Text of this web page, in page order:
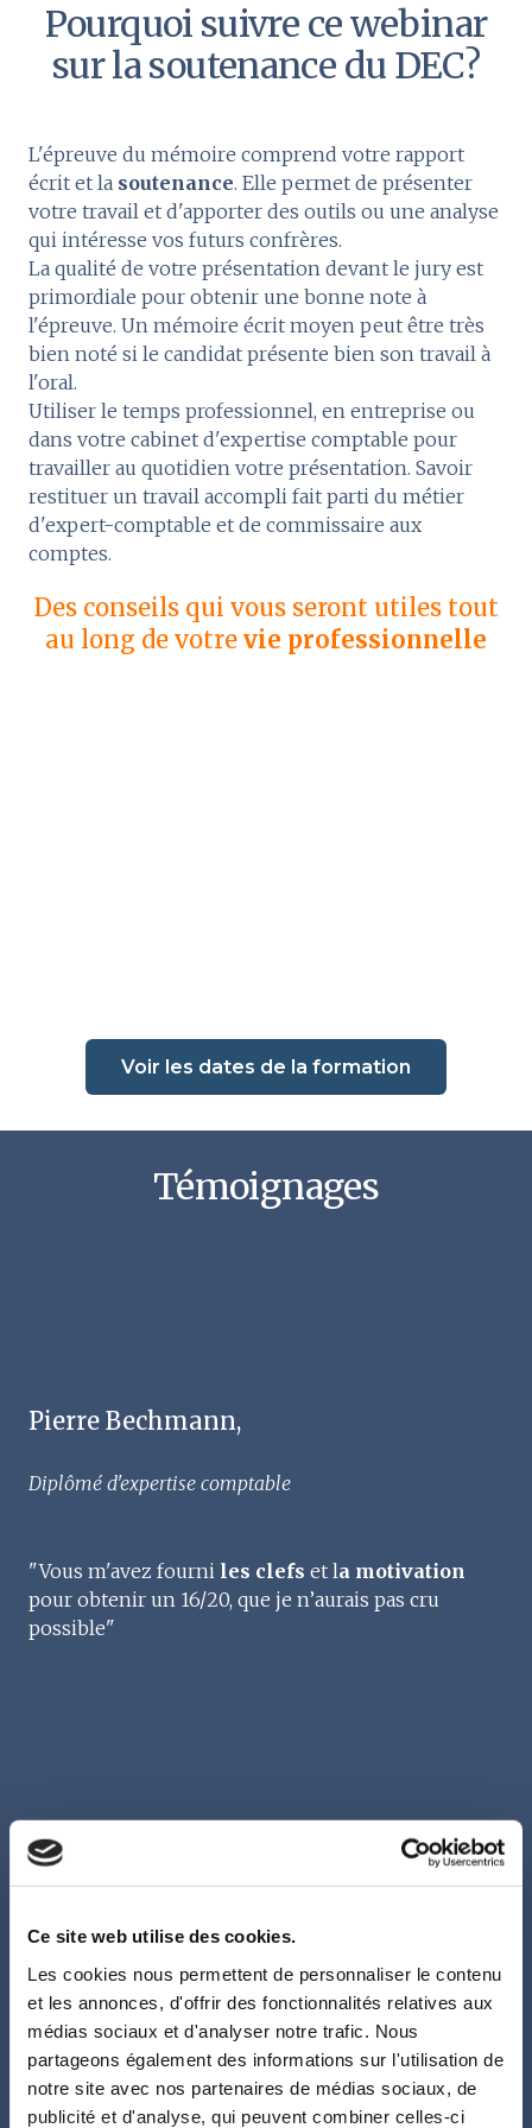
Ce site web utilise des cookies.
Les cookies nous permettent de personnaliser le contenu
et les annonces, d'offrir des fonctionnalités relatives aux
médias sociaux et d'analyser notre trafic. Nous
partageons également des informations sur l'utilisation de
notre site avec nos partenaires de médias sociaux, de
publicité et d'analyse, qui peuvent combiner celles-ci
Pourquoi suivre ce webinar
sur la soutenance du DEC?
L'épreuve du mémoire comprend votre rapport
écrit et la soutenance. Elle permet de présenter
votre travail et d'apporter des outils ou une analyse
qui intéresse vos futurs confrères.
La qualité de votre présentation devant le jury est
primordiale pour obtenir une bonne note à
l'épreuve. Un mémoire écrit moyen peut être très
bien noté si le candidat présente bien son travail à
l'oral.
Utiliser le temps professionnel, en entreprise ou
dans votre cabinet d'expertise comptable pour
travailler au quotidien votre présentation. Savoir
restituer un travail accompli fait parti du métier
d'expert-comptable et de commissaire aux
comptes.
Des conseils qui vous seront utiles tout
au long de votre vie professionnelle
Voir les dates de la formation
Témoignages
Pierre Bechmann,
Diplômé d'expertise comptable
"Vous m'avez fourni les clefs et la motivation
pour obtenir un 16/20, que je n’aurais pas cru
possible"
Etudiant
"Je me permets de vous remercier encore une fois
pour votre aide l'année dernière concernant mon
mémoire. Grâce à vous, j'ai pu réaliserun très bon